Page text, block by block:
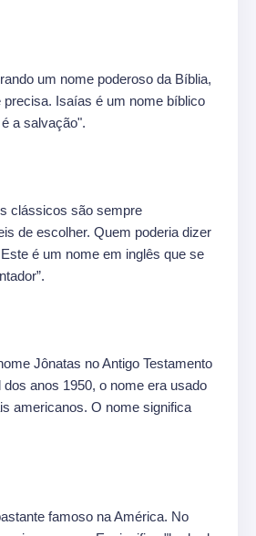
um nome poderoso da Bíblia,
precisa. Isaías é um nome bíblico
a salvação".
clássicos são sempre
de escolher. Quem poderia dizer
é um nome em inglês que se
Jônatas no Antigo Testamento
dos anos 1950, o nome era usado
americanos. O nome significa
famoso na América. No